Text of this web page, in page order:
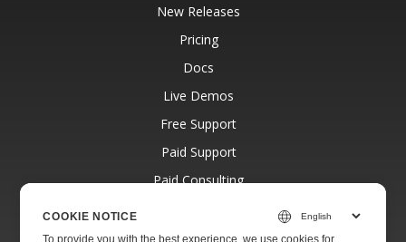
New Releases
Pricing
Docs
Live Demos
Free Support
Paid Support
Paid Consulting
Websites
COOKIE NOTICE
To provide you with the best experience, we use cookies for